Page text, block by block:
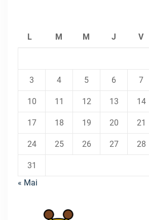
L M M J V
3 4 5 6 7
10 11 12 13 14
17 18 19 20 21
24 25 26 27 28
31
« Mai